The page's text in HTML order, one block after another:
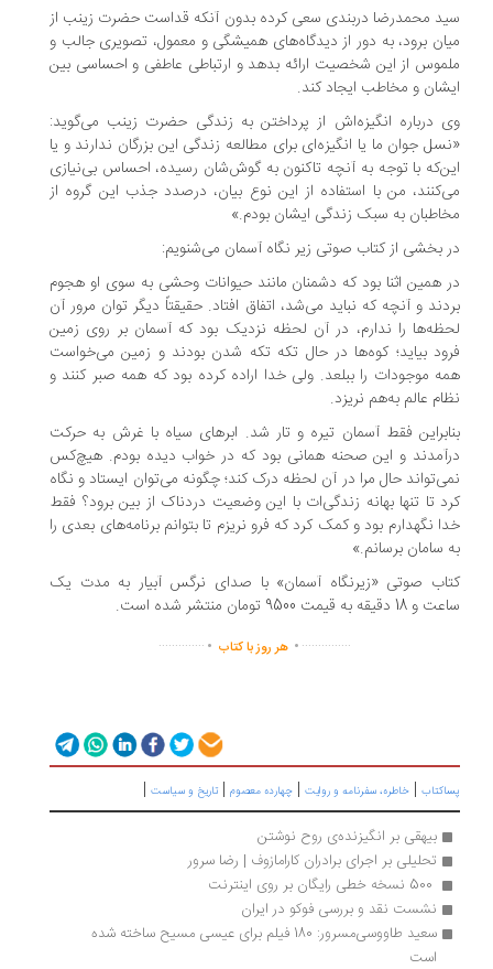
محمدرضا دربندی سعی کرده بدون آنکه قداست حضرت زینب از
برود، به دور از دیدگاه‌های همیشگی و معمول، تصویری جالب و
از این شخصیت ارائه بدهد و ارتباطی عاطفی و احساسی بین
و مخاطب ایجاد کند.
درباره انگیزه‌اش از پرداختن به زندگی حضرت زینب می‌گوید:
جوان ما یا انگیزه‌ای برای مطالعه زندگی این بزرگان ندارند و یا
با توجه به آنچه تاکنون به گوش‌شان رسیده، احساس بی‌نیازی
من با استفاده از این نوع بیان، درصدد جذب این گروه از
به سبک زندگی ایشان بودم.»
بخشی از کتاب صوتی زیر نگاه آسمان می‌شنویم:
همین اثنا بود که دشمنان مانند حیوانات وحشی به سوی او هجوم
و آنچه که نباید می‌شد، اتفاق افتاد. حقیقتاً دیگر توان مرور آن
را ندارم، در آن لحظه نزدیک بود که آسمان بر روی زمین
بیاید؛ کوه‌ها در حال تکه تکه شدن بودند و زمین می‌خواست
موجودات را ببلعد. ولی خدا اراده کرده بود که همه صبر کنند و
عالم به‌هم نریزد.
فقط آسمان تیره و تار شد. ابرهای سیاه با غرش به حرکت
و این صحنه همانی بود که در خواب دیده بودم. هیچ‌کس
حال مرا در آن لحظه درک کند؛ چگونه می‌توان ایستاد و نگاه
تا تنها بهانه زندگی‌ات با این وضعیت دردناک از بین برود؟ فقط
نگهدارم بود و کمک کرد که فرو نریزم تا بتوانم برنامه‌های بعدی را
سامان برسانم.»
صوتی «زیرنگاه آسمان» با صدای نرگس آبیار به مدت یک
به قیمت 9500 تومان منتشر شده است.
...............
. هر روز با کتاب.
..............
|خاطره، سفرنامه‌ و روایت|چهارده معصوم|تاریخ و سیاست |
بیهقی بر انگیزنده‌ی روح نوشتن
تحلیلی بر اجرای برادران کارامازوف | رضا سرور
نشست نقد و بررسی فوکو در ایران
سعید طاووسی‌مسرور: 180 فیلم برای عیسی مسیح ساخته شده